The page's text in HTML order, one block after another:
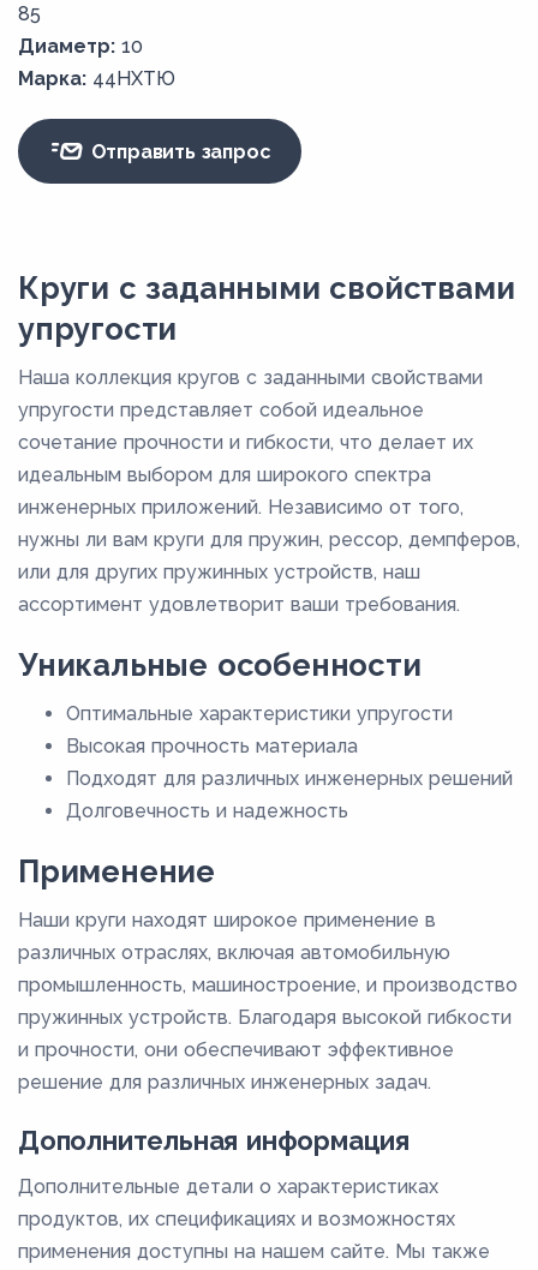
85
Диаметр: 10
Марка: 44НХТЮ
Отправить запрос
Круги с заданными свойствами
упругости
Наша коллекция кругов с заданными свойствами
упругости представляет собой идеальное
сочетание прочности и гибкости, что делает их
идеальным выбором для широкого спектра
инженерных приложений. Независимо от того,
нужны ли вам круги для пружин, рессор, демпферов,
или для других пружинных устройств, наш
ассортимент удовлетворит ваши требования.
Уникальные особенности
Оптимальные характеристики упругости
Высокая прочность материала
Подходят для различных инженерных решений
Долговечность и надежность
Применение
Наши круги находят широкое применение в
различных отраслях, включая автомобильную
промышленность, машиностроение, и производство
пружинных устройств. Благодаря высокой гибкости
и прочности, они обеспечивают эффективное
решение для различных инженерных задач.
Дополнительная информация
Дополнительные детали о характеристиках
продуктов, их спецификациях и возможностях
применения доступны на нашем сайте. Мы также